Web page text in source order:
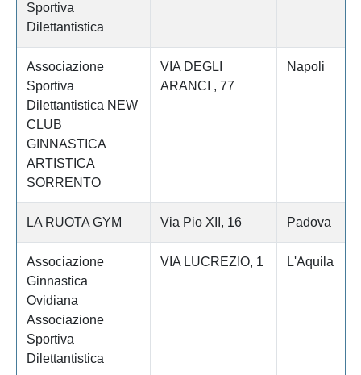
Sportiva
Dilettantistica
Associazione
Sportiva
Dilettantistica NEW
CLUB
GINNASTICA
ARTISTICA
SORRENTO
VIA DEGLI
ARANCI , 77
Napoli
LA RUOTA GYM Via Pio XII, 16 Padova
Associazione
Ginnastica
Ovidiana
Associazione
Sportiva
Dilettantistica
VIA LUCREZIO, 1 L'Aquila